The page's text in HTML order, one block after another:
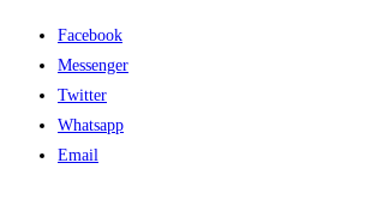
Facebook
Messenger
Twitter
Whatsapp
Email